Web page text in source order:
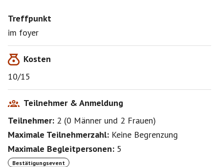
Treffpunkt
im foyer
Kosten
10/15
Teilnehmer & Anmeldung
Teilnehmer: 2 (0 Männer und 2 Frauen)
Maximale Teilnehmerzahl: Keine Begrenzung
Maximale Begleitpersonen: 5
Bestätigungsevent